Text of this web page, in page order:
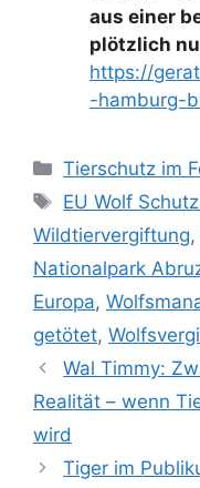
aus einer
plötzlich
https://
-hamburg-
K
a
e
g
o
r
i
n
Tierschutz im
S
c
l
a
g
w
ö
t
e
EU Wolf
Wildtiervergiftung,
Nationalpark
Europa,
getötet,
Wal Timmy:
Realität – wenn
wird
Tiger im